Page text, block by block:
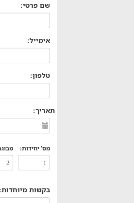
שם פרטי:
אימייל:
טלפון:
תאריך:
מס' יחידות:
בקשות מיוחדות: